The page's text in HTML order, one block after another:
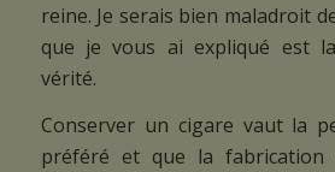
reine. Je serais bien maladroit
que je vous ai expliqué est
vérité.
Conserver un cigare vaut la
préféré et que la fabrication